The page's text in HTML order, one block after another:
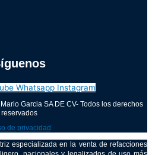
Whatsapp Instagram
Garcia SA DE CV- Todos los derechos
reservados
de privacidad
especializada en la venta de refacciones